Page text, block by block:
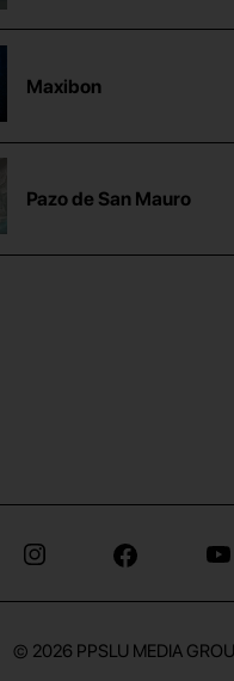
Maxibon
Pazo de San Mauro
© 2026 PPSLU MEDIA